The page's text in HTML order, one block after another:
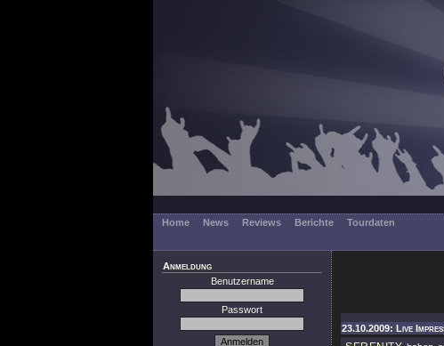
Home News Reviews Berichte
Tourdaten
Anmeldung
Benutzername
Passwort
23.10.2009: Live